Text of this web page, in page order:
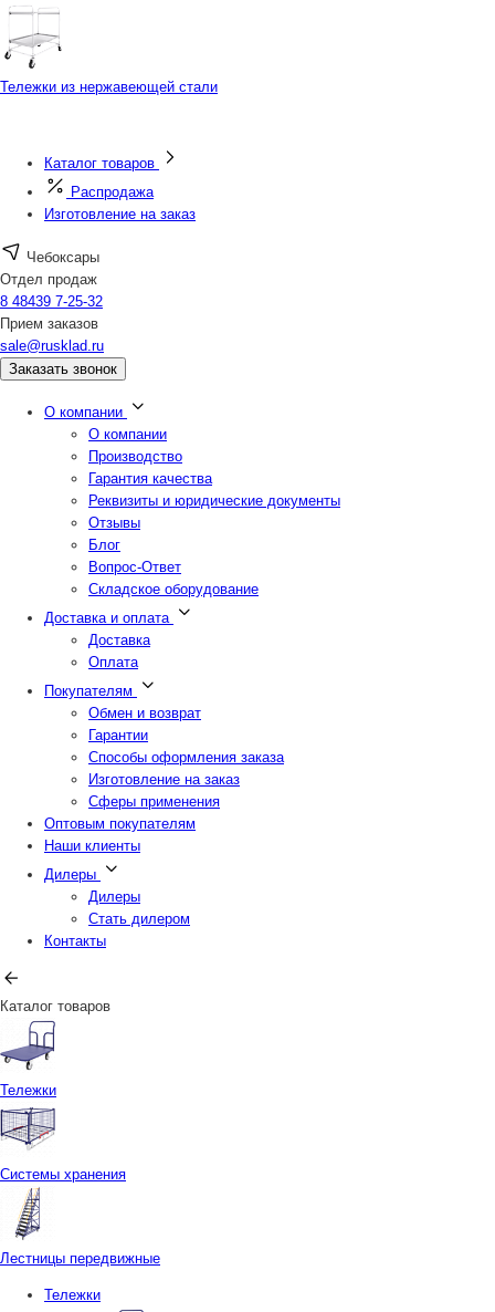
Тележки из нержавеющей стали
Каталог товаров
Распродажа
Изготовление на заказ
Чебоксары
Отдел продаж
8 48439 7-25-32
Прием заказов
sale@rusklad.ru
Заказать звонок
О компании
О компании
Производство
Гарантия качества
Реквизиты и юридические документы
Отзывы
Блог
Вопрос-Ответ
Складское оборудование
Доставка и оплата
Доставка
Оплата
Покупателям
Обмен и возврат
Гарантии
Способы оформления заказа
Изготовление на заказ
Сферы применения
Оптовым покупателям
Наши клиенты
Дилеры
Дилеры
Стать дилером
Контакты
Каталог товаров
Тележки
Системы хранения
Лестницы передвижные
Тележки